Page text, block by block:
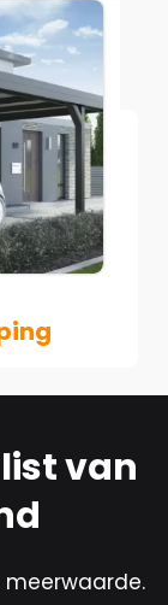
van
meerwaarde.